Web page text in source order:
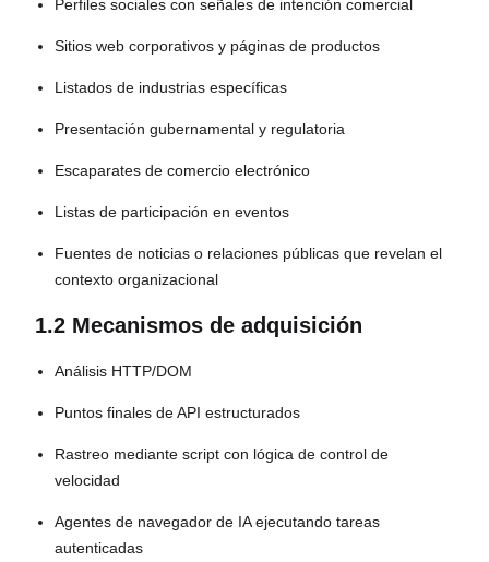
Perfiles sociales con señales de intención comercial
Sitios web corporativos y páginas de productos
Listados de industrias específicas
Presentación gubernamental y regulatoria
Escaparates de comercio electrónico
Listas de participación en eventos
Fuentes de noticias o relaciones públicas que revelan el
contexto organizacional
1.2 Mecanismos de adquisición
Análisis HTTP/DOM
Puntos finales de API estructurados
Rastreo mediante script con lógica de control de
velocidad
Agentes de navegador de IA ejecutando tareas
autenticadas